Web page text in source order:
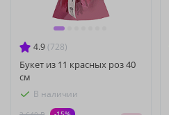
4.9 (728)
Букет из 11 красных роз 40
см
В наличии